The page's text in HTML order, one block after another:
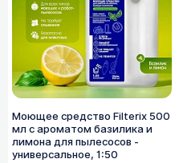
Моющее средство Filterix 500
мл с ароматом базилика и
лимона для пылесосов -
универсальное, 1:50